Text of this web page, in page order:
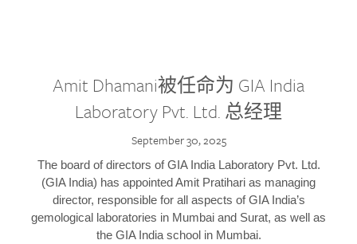
Amit Dhamani被任命为 GIA India
Laboratory Pvt. Ltd. 总经理
September 30, 2025
The board of directors of GIA India Laboratory Pvt. Ltd.
(GIA India) has appointed Amit Pratihari as managing
director, responsible for all aspects of GIA India’s
gemological laboratories in Mumbai and Surat, as well as
the GIA India school in Mumbai.